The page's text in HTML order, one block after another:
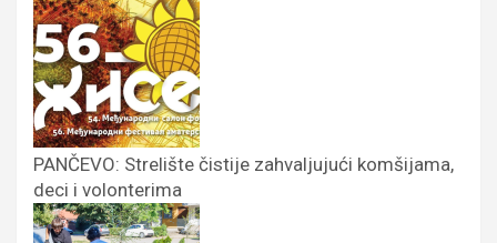
PANČEVO: Strelište čistije zahvaljujući komšijama,
deci i volonterima